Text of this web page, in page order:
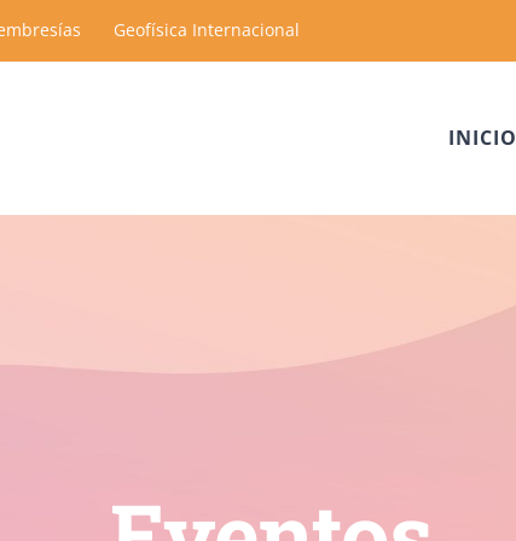
Geofísica Internacional
INICIO